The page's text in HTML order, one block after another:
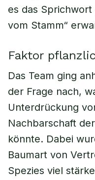
es das
vom Stamm“
Faktor
Das Team ging
der Frage nach,
Unterdrückung
Nachbarschaft
könnte. Dabei
Baumart von
Spezies viel